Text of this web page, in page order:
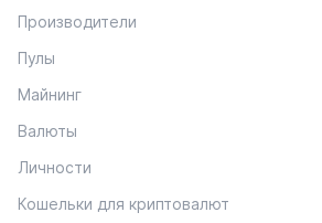
Производители
Пулы
Майнинг
Валюты
Личности
Кошельки для криптовалют